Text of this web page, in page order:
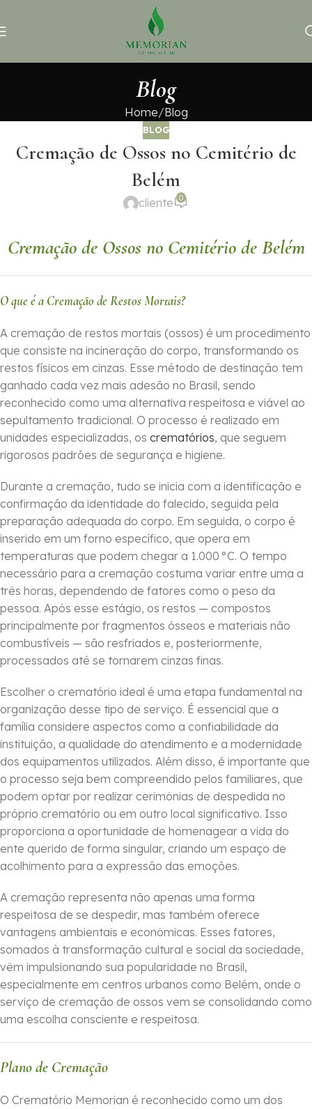
Blog
Home Blog
BLOG
Cremação de Ossos no Cemitério de
Belém
cliente 0
Cremação de Ossos no Cemitério de Belém
O que é a Cremação de Restos Mortais?
A cremação de restos mortais (ossos) é um procedimento
que consiste na incineração do corpo, transformando os
restos físicos em cinzas. Esse método de destinação tem
ganhado cada vez mais adesão no Brasil, sendo
reconhecido como uma alternativa respeitosa e viável ao
sepultamento tradicional. O processo é realizado em
unidades especializadas, os crematórios, que seguem
rigorosos padrões de segurança e higiene.
Durante a cremação, tudo se inicia com a identificação e
confirmação da identidade do falecido, seguida pela
preparação adequada do corpo. Em seguida, o corpo é
inserido em um forno específico, que opera em
temperaturas que podem chegar a 1.000 °C. O tempo
necessário para a cremação costuma variar entre uma a
três horas, dependendo de fatores como o peso da
pessoa. Após esse estágio, os restos — compostos
principalmente por fragmentos ósseos e materiais não
combustíveis — são resfriados e, posteriormente,
processados até se tornarem cinzas finas.
Escolher o crematório ideal é uma etapa fundamental na
organização desse tipo de serviço. É essencial que a
família considere aspectos como a confiabilidade da
instituição, a qualidade do atendimento e a modernidade
dos equipamentos utilizados. Além disso, é importante que
o processo seja bem compreendido pelos familiares, que
podem optar por realizar cerimônias de despedida no
próprio crematório ou em outro local significativo. Isso
proporciona a oportunidade de homenagear a vida do
ente querido de forma singular, criando um espaço de
acolhimento para a expressão das emoções.
A cremação representa não apenas uma forma
respeitosa de se despedir, mas também oferece
vantagens ambientais e econômicas. Esses fatores,
somados à transformação cultural e social da sociedade,
vêm impulsionando sua popularidade no Brasil,
especialmente em centros urbanos como Belém, onde o
serviço de cremação de ossos vem se consolidando como
uma escolha consciente e respeitosa.
Plano de Cremação
O Crematório Memorian é reconhecido como um dos